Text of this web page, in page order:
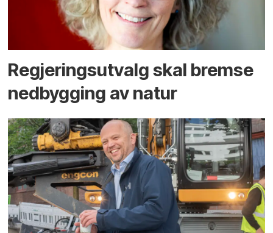
Regjerings­utvalg skal bremse
ned­bygging av natur